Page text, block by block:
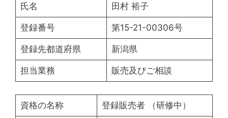
氏名 田村 裕子
登録番号 第15-21-00306号
登録先都道府県 新潟県
担当業務 販売及びご相談
資格の名称 登録販売者 （研修中）